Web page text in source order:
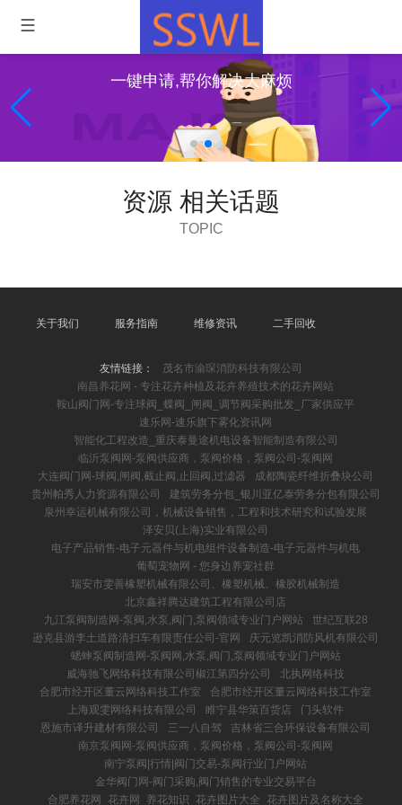
一键申请,帮你解决大麻烦
资源 相关话题
TOPIC
关于我们 服务指南 维修资讯 二手回收
友情链接：
茂名市渝琛消防科技有限公司
南昌养花网 - 专注花卉种植及花卉养殖技术的花卉网站
鞍山阀门网-专注球阀_蝶阀_闸阀_调节阀采购批发_厂家供应平
速乐网-速乐旗下雾化资讯网
智能化工程改造_重庆泰曼途机电设备智能制造有限公司
临沂泵阀网-泵阀供应商，泵阀价格，泵阀公司-泵阀网
大连阀门网-球阀,闸阀,截止阀,止回阀,过滤器
成都陶瓷纤维折叠块公司
贵州帕秀人力资源有限公司
建筑劳务分包_银川亚亿泰劳务分包有限公司
泉州幸运机械有限公司，机械设备销售，工程和技术研究和试验发展
泽安贝(上海)实业有限公司
电子产品销售-电子元器件与机电组件设备制造-电子元器件与机电
葡萄宠物网 - 您身边养宠社群
瑞安市雯善橡塑机械有限公司、橡塑机械、橡胶机械制造
北京鑫祥腾达建筑工程有限公司店
九江泵阀制造网-泵阀,水泵,阀门,泵阀领域专业门户网站
世纪互联28
逊克县游李土道路清扫车有限责任公司-官网
庆元览凯消防风机有限公司
蟋蟀泵阀制造网-泵阀网,水泵,阀门,泵阀领域专业门户网站
威海驰飞网络科技有限公司椒江第四分公司
北执网络科技
合肥市经开区董云网络科技工作室
合肥市经开区董云网络科技工作室
上海观雯网络科技有限公司
睢宁县华策百货店
门头软件
恩施市译升建材有限公司
三一八自驾
吉林省三合环保设备有限公司
南京泵阀网-泵阀供应商，泵阀价格，泵阀公司-泵阀网
南宁泵阀|行情|阀门交易-泵阀行业门户网站
金华阀门网-阀门采购,阀门销售的专业交易平台
合肥养花网_花卉网_养花知识_花卉图片大全_花卉图片及名称大全